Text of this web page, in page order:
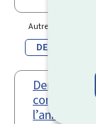
Autre(s) langue(s)
DE
Demande
congé
l’année